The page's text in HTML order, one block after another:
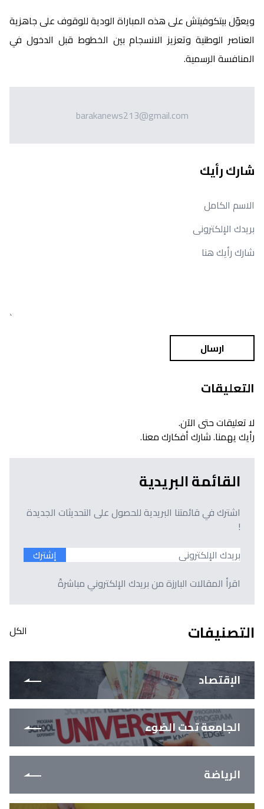
ويعوّل بيتكوفيتش على هذه المباراة الودية للوقوف على جاهزية
العناصر الوطنية وتعزيز الانسجام بين الخطوط قبل الدخول في
المنافسة الرسمية.
barakanews213@gmail.com
شارك رأيك
ارسال
التعليقات
لا تعليقات حتى الآن.
رأيك يهمنا. شارك أفكارك معنا.
القائمة البريدية
اشترك في قائمتنا البريدية للحصول على التحديثات الجديدة
!
إشترك
اقرأ المقالات البارزة من بريدك الإلكتروني مباشرةً
التصنيفات الكل
الإقتصاد
الجامعة تحت الضوء
الرياضة